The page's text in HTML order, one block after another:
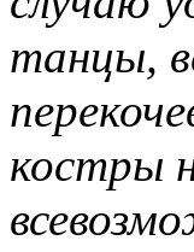
танцы,
костры